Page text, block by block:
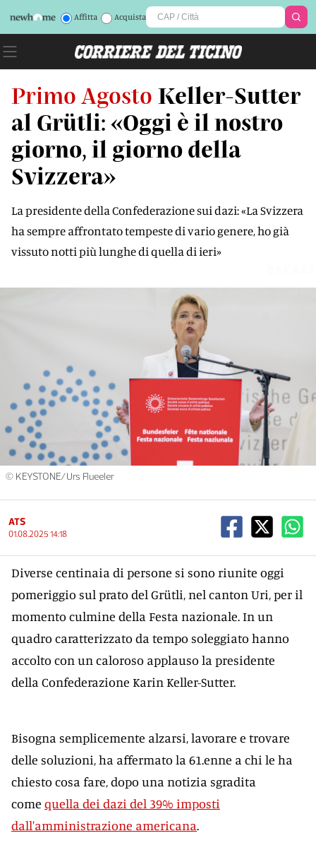
Affitta Acquista
Primo Agosto Keller-Sutter
al Grütli: «Oggi è il nostro
giorno, il giorno della
Svizzera»
La presidente della Confederazione sui dazi: «La Svizzera
ha sempre affrontato tempeste di vario genere, ho già
vissuto notti più lunghe di quella di ieri»
© KEYSTONE/Urs Flueeler
ATS
01.08.2025 14:18
Diverse centinaia di persone si sono riunite oggi
pomeriggio sul prato del Grütli, nel canton Uri, per il
momento culmine della Festa nazionale. In un
quadro caratterizzato da tempo soleggiato hanno
accolto con un caloroso applauso la presidente
della Confederazione Karin Keller-Sutter.
Bisogna semplicemente alzarsi, lavorare e trovare
delle soluzioni, ha affermato la 61.enne a chi le ha
chiesto cosa fare, dopo una notizia sgradita
come quella dei dazi del 39% imposti
dall'amministrazione americana.